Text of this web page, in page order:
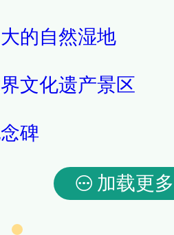
的自然湿地
文化遗产景区
碑
加载更多